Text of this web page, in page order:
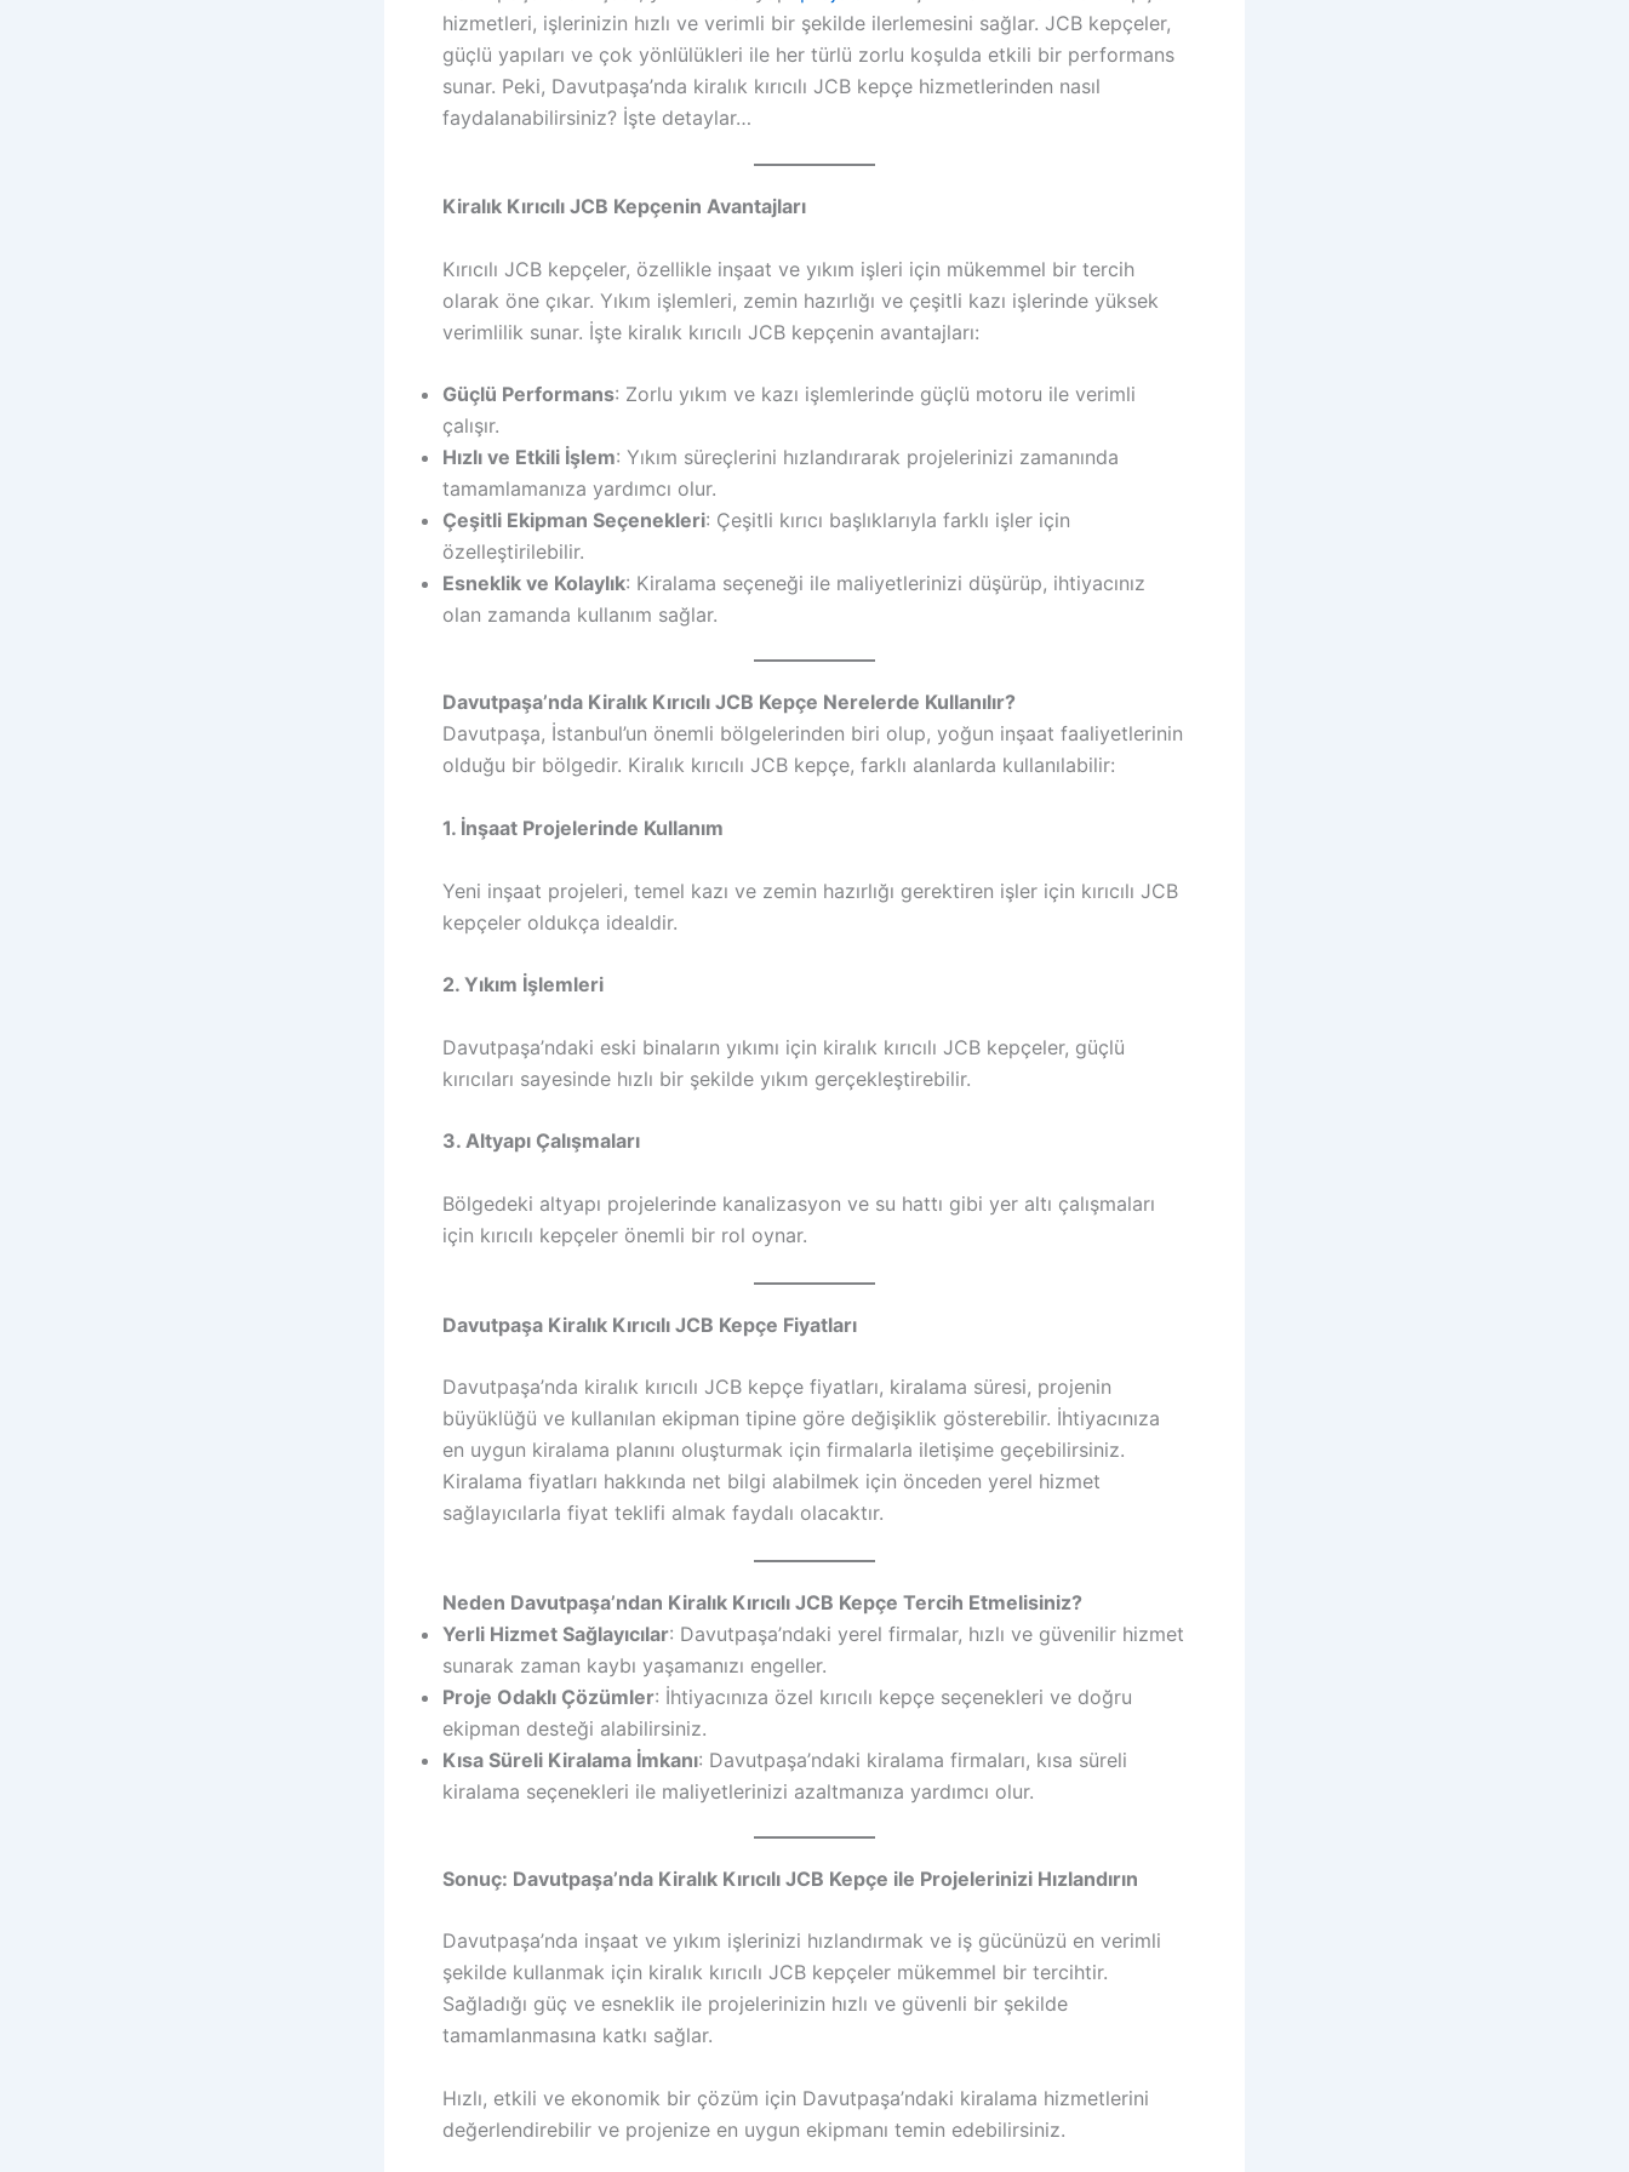
hizmetleri, işlerinizin hızlı ve verimli bir şekilde ilerlemesini sağlar. JCB kepçeler,
güçlü yapıları ve çok yönlülükleri ile her türlü zorlu koşulda etkili bir performans
sunar. Peki, Davutpaşa’nda kiralık kırıcılı JCB kepçe hizmetlerinden nasıl
faydalanabilirsiniz? İşte detaylar…
Kiralık Kırıcılı JCB Kepçenin Avantajları
Kırıcılı JCB kepçeler, özellikle inşaat ve yıkım işleri için mükemmel bir tercih
olarak öne çıkar. Yıkım işlemleri, zemin hazırlığı ve çeşitli kazı işlerinde yüksek
verimlilik sunar. İşte kiralık kırıcılı JCB kepçenin avantajları:
Güçlü Performans: Zorlu yıkım ve kazı işlemlerinde güçlü motoru ile verimli
çalışır.
Hızlı ve Etkili İşlem: Yıkım süreçlerini hızlandırarak projelerinizi zamanında
tamamlamanıza yardımcı olur.
Çeşitli Ekipman Seçenekleri: Çeşitli kırıcı başlıklarıyla farklı işler için
özelleştirilebilir.
Esneklik ve Kolaylık: Kiralama seçeneği ile maliyetlerinizi düşürüp, ihtiyacınız
olan zamanda kullanım sağlar.
Davutpaşa’nda Kiralık Kırıcılı JCB Kepçe Nerelerde Kullanılır?
Davutpaşa, İstanbul’un önemli bölgelerinden biri olup, yoğun inşaat faaliyetlerinin
olduğu bir bölgedir. Kiralık kırıcılı JCB kepçe, farklı alanlarda kullanılabilir:
1. İnşaat Projelerinde Kullanım
Yeni inşaat projeleri, temel kazı ve zemin hazırlığı gerektiren işler için kırıcılı JCB
kepçeler oldukça idealdir.
2. Yıkım İşlemleri
Davutpaşa’ndaki eski binaların yıkımı için kiralık kırıcılı JCB kepçeler, güçlü
kırıcıları sayesinde hızlı bir şekilde yıkım gerçekleştirebilir.
3. Altyapı Çalışmaları
Bölgedeki altyapı projelerinde kanalizasyon ve su hattı gibi yer altı çalışmaları
için kırıcılı kepçeler önemli bir rol oynar.
Davutpaşa Kiralık Kırıcılı JCB Kepçe Fiyatları
Davutpaşa’nda kiralık kırıcılı JCB kepçe fiyatları, kiralama süresi, projenin
büyüklüğü ve kullanılan ekipman tipine göre değişiklik gösterebilir. İhtiyacınıza
en uygun kiralama planını oluşturmak için firmalarla iletişime geçebilirsiniz.
Kiralama fiyatları hakkında net bilgi alabilmek için önceden yerel hizmet
sağlayıcılarla fiyat teklifi almak faydalı olacaktır.
Neden Davutpaşa’ndan Kiralık Kırıcılı JCB Kepçe Tercih Etmelisiniz?
Yerli Hizmet Sağlayıcılar: Davutpaşa’ndaki yerel firmalar, hızlı ve güvenilir hizmet
sunarak zaman kaybı yaşamanızı engeller.
Proje Odaklı Çözümler: İhtiyacınıza özel kırıcılı kepçe seçenekleri ve doğru
ekipman desteği alabilirsiniz.
Kısa Süreli Kiralama İmkanı: Davutpaşa’ndaki kiralama firmaları, kısa süreli
kiralama seçenekleri ile maliyetlerinizi azaltmanıza yardımcı olur.
Sonuç: Davutpaşa’nda Kiralık Kırıcılı JCB Kepçe ile Projelerinizi Hızlandırın
Davutpaşa’nda inşaat ve yıkım işlerinizi hızlandırmak ve iş gücünüzü en verimli
şekilde kullanmak için kiralık kırıcılı JCB kepçeler mükemmel bir tercihtir.
Sağladığı güç ve esneklik ile projelerinizin hızlı ve güvenli bir şekilde
tamamlanmasına katkı sağlar.
Hızlı, etkili ve ekonomik bir çözüm için Davutpaşa’ndaki kiralama hizmetlerini
değerlendirebilir ve projenize en uygun ekipmanı temin edebilirsiniz.